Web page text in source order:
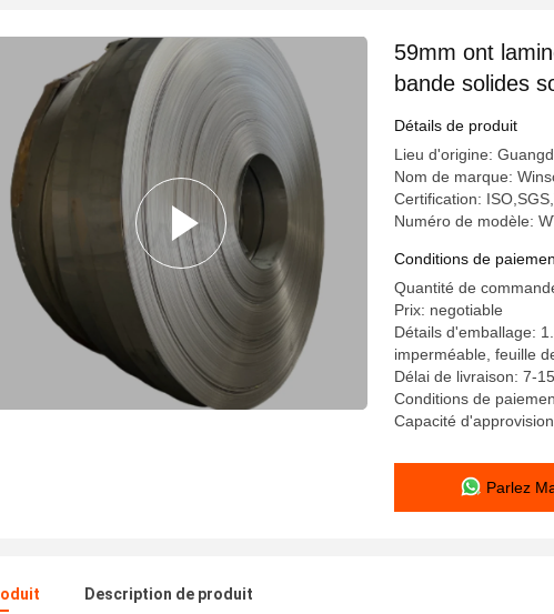
59mm ont
bande solides
inoxydable
Détails de produit
Lieu d'origine:
Nom de marque:
Certification:
Numéro de modèle:
Conditions de
Quantité de
Prix: negotiable
Détails d'emballage:
imperméable, feuille
Délai de livraison: 7-
Conditions de
Capacité
Parlez
Description de produit